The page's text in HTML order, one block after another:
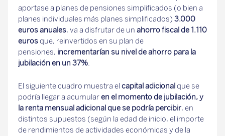
aportase a planes de pensiones simplificados (o bien a
planes individuales más planes simplificados) 3.000
euros anuales, va a disfrutar de un ahorro fiscal de 1.110
eurosque, reinvertidos en su plan de
pensiones, incrementarían su nivel de ahorro para la
jubilación en un 37%.
El siguiente cuadro muestra el capital adicionalque se
podría llegar a acumularen el momento de jubilación, y
la renta mensual adicional que se podría percibir, en
distintos supuestos (según la edad de inicio, el importe
de rendimientos de actividades económicas y de la